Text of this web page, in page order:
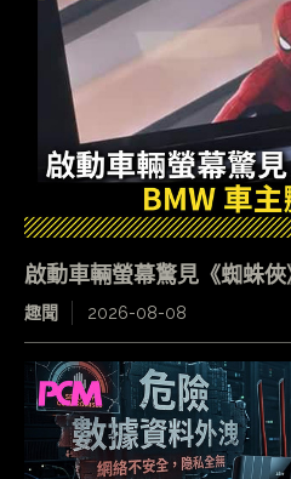
啟動車輛螢幕驚見《蜘蛛
趣聞 2026-08-08